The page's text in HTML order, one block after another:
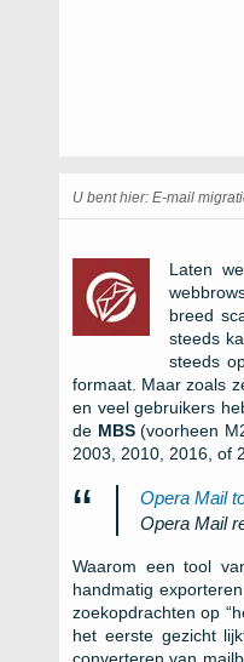
U bent hier: E-mail
Laten
breed
steeds
steeds
formaat. Maar zoals
en veel gebruikers
de MBS(voorheen
2003, 2010, 2016, of
Opera Mail
Opera Mail
Waarom een ​​tool
handmatig
zoekopdrachten op
het eerste gezicht